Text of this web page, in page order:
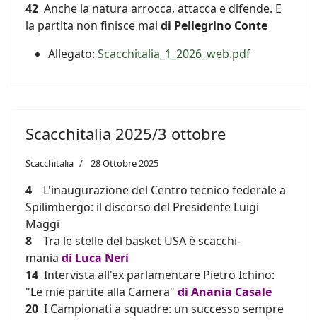
42 Anche la natura arrocca, attacca e difende. E
la partita non finisce mai di Pellegrino Conte
Allegato: Scacchitalia_1_2026_web.pdf
Scacchitalia 2025/3 ottobre
Scacchitalia 28 Ottobre 2025
4 L'inaugurazione del Centro tecnico federale a
Spilimbergo: il discorso del Presidente Luigi
Maggi
8 Tra le stelle del basket USA è scacchi-
mania di Luca Neri
14 Intervista all'ex parlamentare Pietro Ichino:
"Le mie partite alla Camera" di Anania Casale
20 I Campionati a squadre: un successo sempre